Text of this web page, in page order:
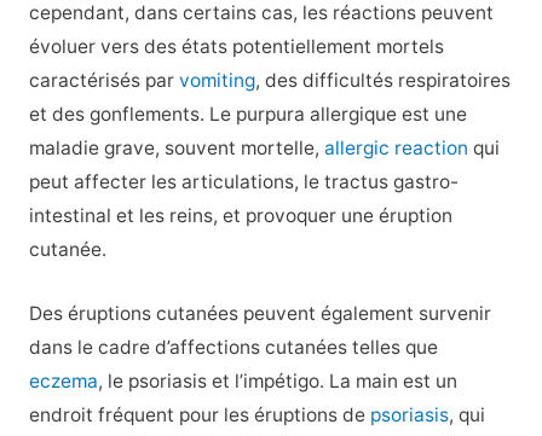
cependant, dans certains cas, les réactions peuvent
évoluer vers des états potentiellement mortels
caractérisés par vomiting, des difficultés respiratoires
et des gonflements. Le purpura allergique est une
maladie grave, souvent mortelle, allergic reaction qui
peut affecter les articulations, le tractus gastro-
intestinal et les reins, et provoquer une éruption
cutanée.
Des éruptions cutanées peuvent également survenir
dans le cadre d’affections cutanées telles que
eczema, le psoriasis et l’impétigo. La main est un
endroit fréquent pour les éruptions de psoriasis, qui